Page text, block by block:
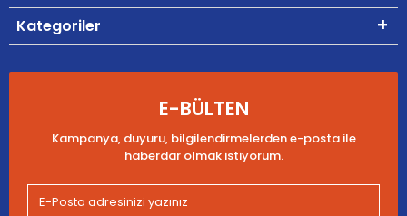
Kategoriler
E-BÜLTEN
Kampanya, duyuru, bilgilendirmelerden e-posta ile
haberdar olmak istiyorum.